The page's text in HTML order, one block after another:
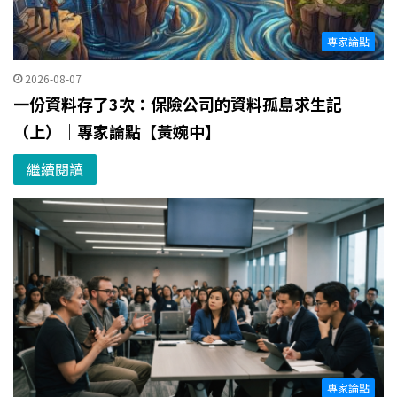
專家論點
2026-08-07
一份資料存了3次：保險公司的資料孤島求生記
（上）｜專家論點【黃婉中】
繼續閱讀
專家論點